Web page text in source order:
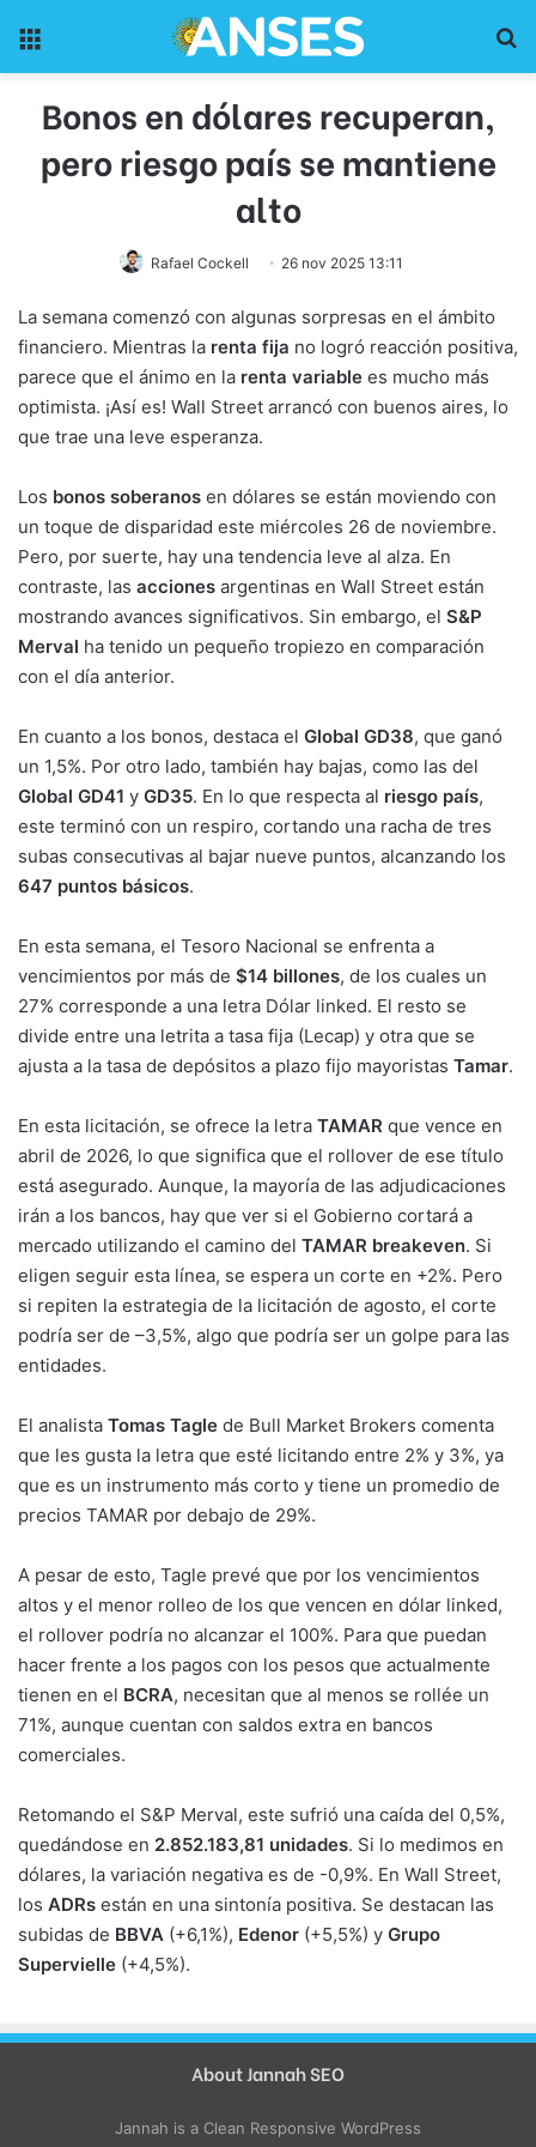
Bonos en dólares recuperan,
pero riesgo país se mantiene
alto
Rafael Cockell 26 nov 2025 13:11
La semana comenzó con algunas sorpresas en el ámbito
financiero. Mientras la renta fija no logró reacción positiva,
parece que el ánimo en la renta variable es mucho más
optimista. ¡Así es! Wall Street arrancó con buenos aires, lo
que trae una leve esperanza.
Los bonos soberanos en dólares se están moviendo con
un toque de disparidad este miércoles 26 de noviembre.
Pero, por suerte, hay una tendencia leve al alza. En
contraste, las acciones argentinas en Wall Street están
mostrando avances significativos. Sin embargo, el S&P
Merval ha tenido un pequeño tropiezo en comparación
con el día anterior.
En cuanto a los bonos, destaca el Global GD38, que ganó
un 1,5%. Por otro lado, también hay bajas, como las del
Global GD41 y GD35. En lo que respecta al riesgo país,
este terminó con un respiro, cortando una racha de tres
subas consecutivas al bajar nueve puntos, alcanzando los
647 puntos básicos.
En esta semana, el Tesoro Nacional se enfrenta a
vencimientos por más de $14 billones, de los cuales un
27% corresponde a una letra Dólar linked. El resto se
divide entre una letrita a tasa fija (Lecap) y otra que se
ajusta a la tasa de depósitos a plazo fijo mayoristas Tamar.
En esta licitación, se ofrece la letra TAMAR que vence en
abril de 2026, lo que significa que el rollover de ese título
está asegurado. Aunque, la mayoría de las adjudicaciones
irán a los bancos, hay que ver si el Gobierno cortará a
mercado utilizando el camino del TAMAR breakeven. Si
eligen seguir esta línea, se espera un corte en +2%. Pero
si repiten la estrategia de la licitación de agosto, el corte
podría ser de –3,5%, algo que podría ser un golpe para las
entidades.
El analista Tomas Tagle de Bull Market Brokers comenta
que les gusta la letra que esté licitando entre 2% y 3%, ya
que es un instrumento más corto y tiene un promedio de
precios TAMAR por debajo de 29%.
A pesar de esto, Tagle prevé que por los vencimientos
altos y el menor rolleo de los que vencen en dólar linked,
el rollover podría no alcanzar el 100%. Para que puedan
hacer frente a los pagos con los pesos que actualmente
tienen en el BCRA, necesitan que al menos se rollée un
71%, aunque cuentan con saldos extra en bancos
comerciales.
Retomando el S&P Merval, este sufrió una caída del 0,5%,
quedándose en 2.852.183,81 unidades. Si lo medimos en
dólares, la variación negativa es de -0,9%. En Wall Street,
los ADRs están en una sintonía positiva. Se destacan las
subidas de BBVA (+6,1%), Edenor (+5,5%) y Grupo
Supervielle (+4,5%).
About Jannah SEO
Jannah is a Clean Responsive WordPress